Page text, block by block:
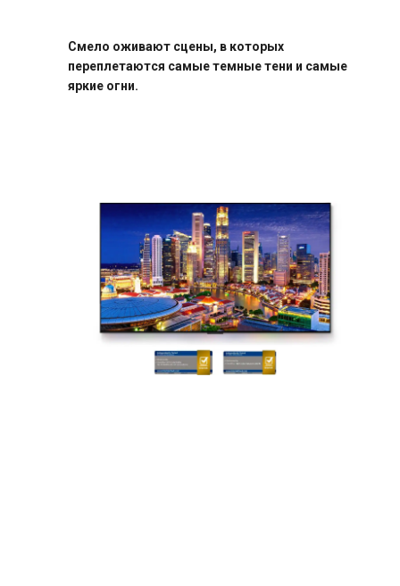
Смело оживают сцены, в которых
переплетаются самые темные тени и самые
яркие огни.